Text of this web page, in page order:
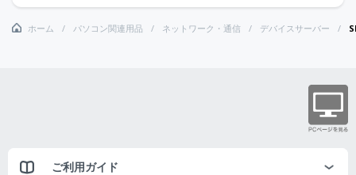
ホーム パソコン関連用品 ネットワーク・通信 デバイスサーバー
ご利用ガイド